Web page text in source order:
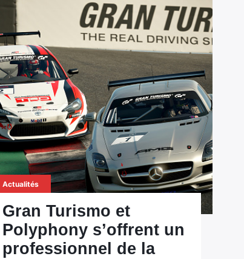
Actualités
Gran Turismo et
Polyphony s’offrent un
professionnel de la